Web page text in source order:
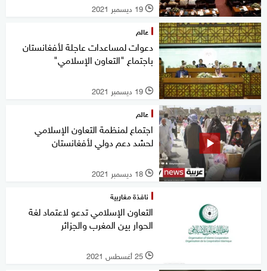
l 19 ديسمبر 2021
عالم
دعوات لمساعدات عاجلة لأفغانستان
باجتماع "التعاون الإسلامي"
l 19 ديسمبر 2021
عالم
اجتماع لمنظمة التعاون الإسلامي
لحشد دعم دولي لأفغانستان
l 18 ديسمبر 2021
نافذة مغاربية
التعاون الإسلامي تدعو لاعتماد لغة
الحوار بين المغرب والجزائر
l 25 أغسطس 2021